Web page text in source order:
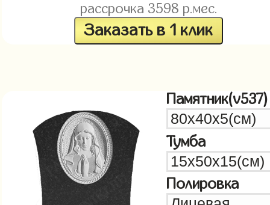
рассрочка 3598 р.мес.
Заказать в 1 клик
Памятник(v537)
Тумба
Полировка